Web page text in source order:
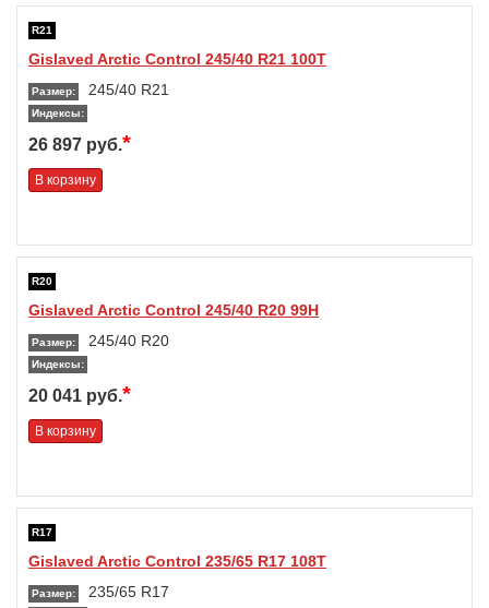
R21
Gislaved Arctic Control 245/40 R21 100T
Размер: 245/40 R21
Индексы:
26 897 руб.*
В корзину
R20
Gislaved Arctic Control 245/40 R20 99H
Размер: 245/40 R20
Индексы:
20 041 руб.*
В корзину
R17
Gislaved Arctic Control 235/65 R17 108T
Размер: 235/65 R17